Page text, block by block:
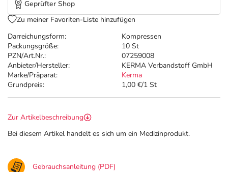
Darreichungsform:
Kompressen
Packungsgröße:
10 St
PZN/Art.Nr.:
07259008
Anbieter/Hersteller:
KERMA Verbandstoff GmbH
Marke/Präparat:
Kerma
Grundpreis:
1,00 €/1 St
Geprüfter Shop
Zu meiner Favoriten-Liste hinzufügen
Zur Artikelbeschreibung
Bei diesem Artikel handelt es sich um ein Medizinprodukt.
Gebrauchsanleitung (PDF)